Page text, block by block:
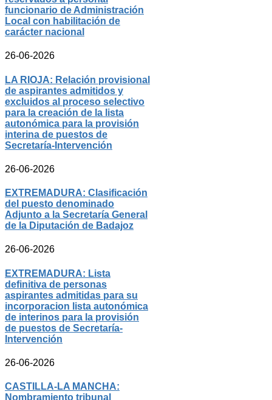
funcionario de Administración
Local con habilitación de
carácter nacional
26-06-2026
LA RIOJA: Relación provisional
de aspirantes admitidos y
excluidos al proceso selectivo
para la creación de la lista
autonómica para la provisión
interina de puestos de
Secretaría-Intervención
26-06-2026
EXTREMADURA: Clasificación
del puesto denominado
Adjunto a la Secretaría General
de la Diputación de Badajoz
26-06-2026
EXTREMADURA: Lista
definitiva de personas
aspirantes admitidas para su
incorporacion lista autonómica
de interinos para la provisión
de puestos de Secretaría-
Intervención
26-06-2026
CASTILLA-LA MANCHA:
Nombramiento tribunal